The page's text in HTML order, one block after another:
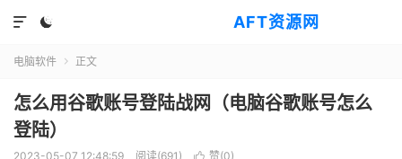
AFT资源网


电脑软件  正文
怎么用谷歌账号登陆战网（电脑谷歌账号怎么
登陆）
2023-05-07 12:48:59 阅读(691 )  赞(0)